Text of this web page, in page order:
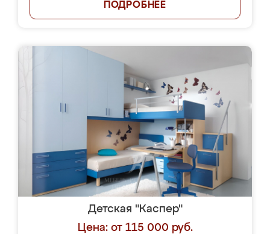
ПОДРОБНЕЕ
Детская "Каспер"
Цена: от 115 000 руб.